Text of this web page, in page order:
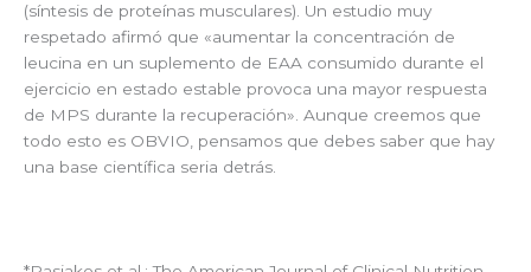
(síntesis de proteínas musculares). Un estudio muy
respetado afirmó que «aumentar la concentración de
leucina en un suplemento de EAA consumido durante el
ejercicio en estado estable provoca una mayor respuesta
de MPS durante la recuperación». Aunque creemos que
todo esto es OBVIO, pensamos que debes saber que hay
una base científica seria detrás.